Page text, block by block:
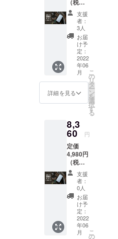
そんな商品
をご紹介し
ています。
（税
込）
→4,180
円（税
込）
16%オ
フ 圧縮
LEDラ
ンタン1
個 (同梱
のチラ
シに日
本語取
QRコー
ドをご
用意)
マット
空気抜
き・空
気入
れ・ラ
ンタン
がひと
つに
なった
小型軽
量3 in
ONEラ
支援
者：
3人
お届
け予
定：
2022
年06
月
詳細を見る
こ
の
リ
タ
ー
ン
を
選
択
す
る
8,3
60 円
定価
4,980円
（税
込）
→4,180
円（税
込）
16%オ
フ×２
圧縮
LEDラ
ンタン
支援
者：
0人
お届
け予
定：
2022
年06
月
こ
の